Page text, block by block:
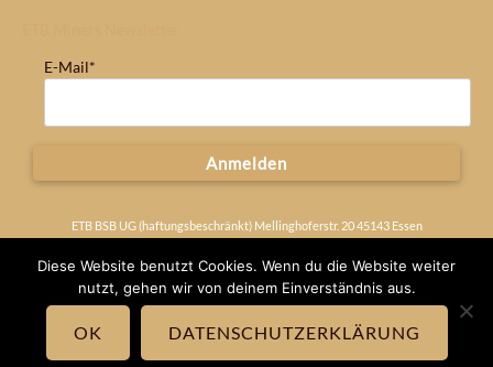
E-Mail*
Anmelden
ETB BSB UG (haftungsbeschränkt) Mellinghoferstr. 20 45143 Essen
DeutschlandImpressum
Diese Website benutzt Cookies. Wenn du die Website weiter
nutzt, gehen wir von deinem Einverständnis aus.
OK DATENSCHUTZERKLÄRUNG